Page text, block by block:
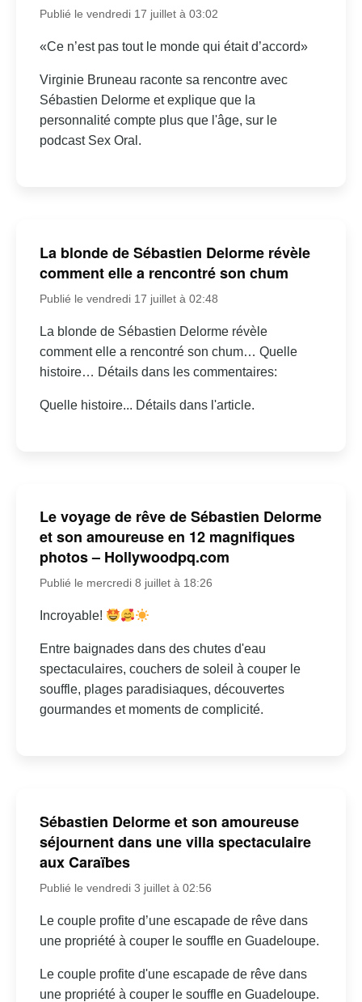
Publié le vendredi 17 juillet à 03:02
«Ce n’est pas tout le monde qui était d’accord»
Virginie Bruneau raconte sa rencontre avec
Sébastien Delorme et explique que la
personnalité compte plus que l'âge, sur le
podcast Sex Oral.
La blonde de Sébastien Delorme révèle
comment elle a rencontré son chum
Publié le vendredi 17 juillet à 02:48
La blonde de Sébastien Delorme révèle
comment elle a rencontré son chum… Quelle
histoire… Détails dans les commentaires:
Quelle histoire... Détails dans l'article.
Le voyage de rêve de Sébastien Delorme
et son amoureuse en 12 magnifiques
photos – Hollywoodpq.com
Publié le mercredi 8 juillet à 18:26
Incroyable!
Entre baignades dans des chutes d'eau
spectaculaires, couchers de soleil à couper le
souffle, plages paradisiaques, découvertes
gourmandes et moments de complicité.
Sébastien Delorme et son amoureuse
séjournent dans une villa spectaculaire
aux Caraïbes
Publié le vendredi 3 juillet à 02:56
Le couple profite d’une escapade de rêve dans
une propriété à couper le souffle en Guadeloupe.
Le couple profite d'une escapade de rêve dans
une propriété à couper le souffle en Guadeloupe.